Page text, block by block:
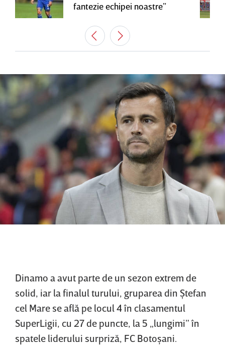
fantezie echipei noastre”
Dinamo a avut parte de un sezon extrem de
solid, iar la finalul turului, gruparea din Ştefan
cel Mare se află pe locul 4 în clasamentul
SuperLigii, cu 27 de puncte, la 5 „lungimi” în
spatele liderului surpriză, FC Botoşani.